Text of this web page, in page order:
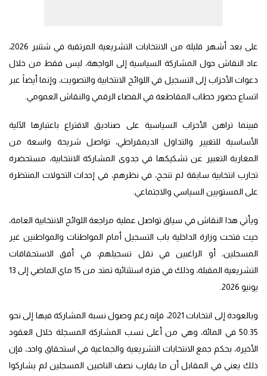
على بعد أشهر قليلة من الانتخابات التشريعية المرتقبة في شتنبر 2026،
عاد النقاش حول المشاركة السياسية إلى الواجهة، ليس فقط من خلال
دعوات الأحزاب إلى التسجيل في اللوائح الانتخابية والتصويت، وإنما أيضاً عبر
اتساع حضور خطاب المقاطعة في الفضاء الرقمي والنقاش العمومي.
فبينما تراهن الأحزاب السياسية على صناديق الاقتراع باعتبارها الآلية
الأساسية للتغيير والتداول الديمقراطي، تواصل شريحة واسعة من
المغاربة التعبير عن تشكيكها في جدوى المشاركة الانتخابية، مستحضرة
تجارب انتخابية سابقة لم تنجح، في نظرهم، في إحداث التحولات المنتظرة
على المستويين السياسي والاجتماعي.
ويأتي هذا النقاش في سياق تواصل عملية مراجعة اللوائح الانتخابية العامة،
حيث فتحت وزارة الداخلية باب التسجيل أمام المواطنات والمواطنين غير
المسجلين، أو الراغبين في نقل تسجيلهم، في أفق الاستحقاقات
التشريعية المقبلة، وذلك في فترة استثنائية تمتد من 15 ماي الماضي إلى 13
يونيو 2026.
وبالعودة إلى انتخابات 2021، فإنه رغم وصول نسبة المشاركة فيها إلى نحو
50.35 في المائة، وهي من أعلى نسب المشاركة المسجلة خلال العقود
الأخيرة، بحكم جمع الانتخابات التشريعية والجماعية في استحقاق واحد، فإن
ذلك يعني في المقابل أن ما يقارب نصف الناخبين المسجلين لم يشاركوا